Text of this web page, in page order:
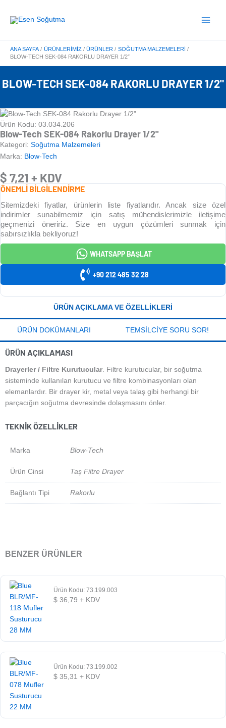
atla
Menu
ANA SAYFA ÜRÜNLERIMIZ ÜRÜNLER
SOĞUTMA MALZEMELERI
BLOW-TECH SEK-084 RAKORLU DRAYER 1/2″
BLOW-TECH SEK-084 RAKORLU DRAYER 1/2"
Ürün Kodu: 03.034.206
Blow-Tech SEK-084 Rakorlu Drayer 1/2"
Kategori: Soğutma Malzemeleri
Marka: Blow-Tech
$ 7,21 + KDV
ÖNEMLİ BİLGİLENDİRME
Sitemizdeki fiyatlar, ürünlerin liste fiyatlarıdır. Ancak size özel
indirimler sunabilmemiz için satış mühendislerimizle iletişime
geçmenizi öneririz. Size en uygun çözümleri sunmak için
sabırsızlıkla bekliyoruz!
WHATSAPP BAŞLAT
+90 212 485 32 28
ÜRÜN AÇIKLAMA VE ÖZELLIKLERI
ÜRÜN DOKÜMANLARI TEMSILCIYE SORU SOR!
ÜRÜN AÇIKLAMASI
Drayerler / Filtre Kurutucular. Filtre kurutucular, bir soğutma
sisteminde kullanılan kurutucu ve filtre kombinasyonları olan
elemanlardır. Bir drayer kir, metal veya talaş gibi herhangi bir
parçacığın soğutma devresinde dolaşmasını önler.
TEKNIK ÖZELLIKLER
Marka Blow-Tech
Ürün Cinsi Taş Filtre Drayer
Bağlantı Tipi Rakorlu
BENZER ÜRÜNLER
Ürün Kodu: 73.199.003
$ 36,79 + KDV
Ürün Kodu: 73.199.002
$ 35,31 + KDV